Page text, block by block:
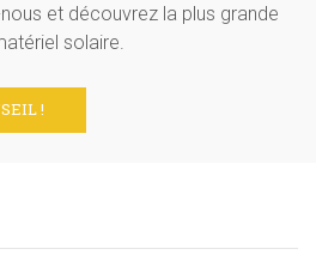
et découvrez la plus grande
solaire.
!